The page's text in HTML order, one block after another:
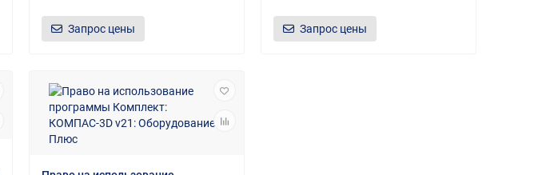
Запрос цены Запрос цены